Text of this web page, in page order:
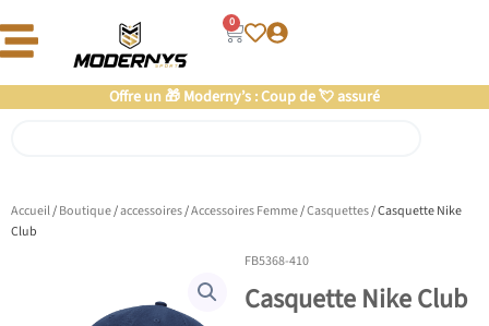
au
0
Panier
Offre un 🎁 Moderny’s : Coup de 💘 assuré
Accueil/Boutique/accessoires/Accessoires Femme/Casquettes/ Casquette Nike
Club
FB5368-410
Casquette Nike Club